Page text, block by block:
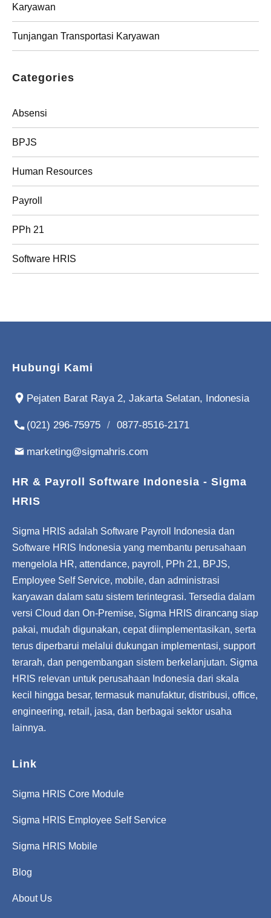
Karyawan
Tunjangan Transportasi Karyawan
Categories
Absensi
BPJS
Human Resources
Payroll
PPh 21
Software HRIS
Hubungi Kami
Pejaten Barat Raya 2, Jakarta Selatan, Indonesia
(021) 296-75975 / 0877-8516-2171
marketing@sigmahris.com
HR & Payroll Software Indonesia - Sigma
HRIS
Sigma HRIS adalah Software Payroll Indonesia dan
Software HRIS Indonesia yang membantu perusahaan
mengelola HR, attendance, payroll, PPh 21, BPJS,
Employee Self Service, mobile, dan administrasi
karyawan dalam satu sistem terintegrasi. Tersedia dalam
versi Cloud dan On-Premise, Sigma HRIS dirancang siap
pakai, mudah digunakan, cepat diimplementasikan, serta
terus diperbarui melalui dukungan implementasi, support
terarah, dan pengembangan sistem berkelanjutan. Sigma
HRIS relevan untuk perusahaan Indonesia dari skala
kecil hingga besar, termasuk manufaktur, distribusi, office,
engineering, retail, jasa, dan berbagai sektor usaha
lainnya.
Link
Sigma HRIS Core Module
Sigma HRIS Employee Self Service
Sigma HRIS Mobile
Blog
About Us